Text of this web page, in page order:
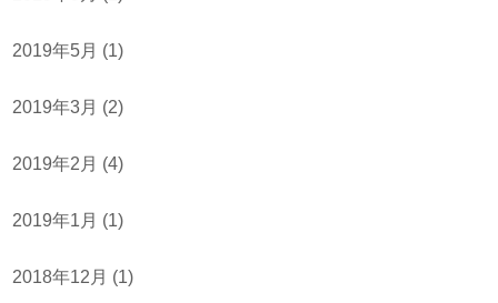
2019年5月 (1)
2019年3月 (2)
2019年2月 (4)
2019年1月 (1)
2018年12月 (1)